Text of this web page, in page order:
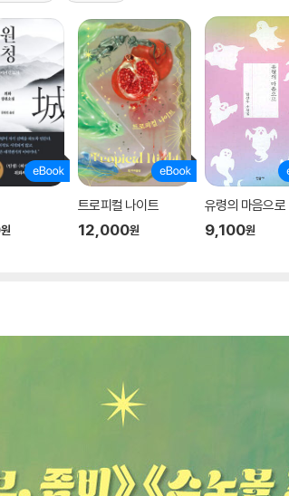
원
트로피컬 나이트
12,000원
유령의 마음으로
9,100원